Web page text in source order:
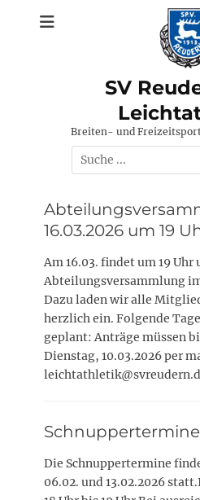
SV
Breiten- und
Suchen
nach:
16.03.2026 um 19
Am 16.03. findet um 19 Uhr
Abteilungsversammlung
Dazu laden wir alle
herzlich ein. Folgende
geplant: Anträge müssen
Dienstag, 10.03.2026 per
Die Schnuppertermine
06.02. und 13.02.2026